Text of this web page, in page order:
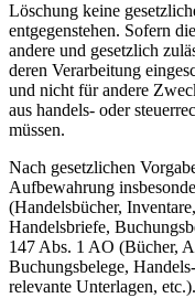
Löschung keine
entgegenstehen. Sofern
andere und gesetzlich
deren Verarbeitung
und nicht für andere
aus handels- oder
müssen.
Nach gesetzlichen
Aufbewahrung
(Handelsbücher,
Handelsbriefe,
147 Abs. 1 AO (Bücher,
Buchungsbelege,
relevante Unterlagen, etc.).